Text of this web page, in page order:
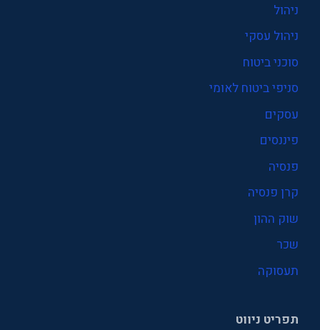
ניהול
ניהול עסקי
סוכני ביטוח
סניפי ביטוח לאומי
עסקים
פיננסים
פנסיה
קרן פנסיה
שוק ההון
שכר
תעסוקה
תפריט ניווט